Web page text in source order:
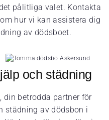
pålitliga valet. Kontakta
hur vi kan assistera dig
av dödsboet.
och städning
din betrodda partner för
städning av dödsbon i